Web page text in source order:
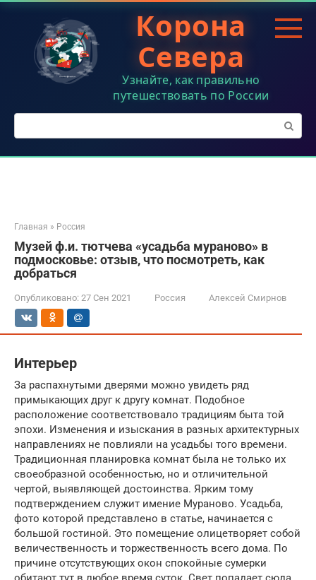
Перейти
контенту
Корона
Севера
Узнайте, как правильно
путешествовать по России
Поиск:
Главная » Россия
Музей ф.и. тютчева «усадьба мураново» в
подмосковье: отзыв, что посмотреть, как
добраться
Опубликовано: 27 Сен 2021 Россия Алексей Смирнов
Интерьер
За распахнутыми дверями можно увидеть ряд
примыкающих друг к другу комнат. Подобное
расположение соответствовало традициям быта той
эпохи. Изменения и изыскания в разных архитектурных
направлениях не повлияли на усадьбы того времени.
Традиционная планировка комнат была не только их
своеобразной особенностью, но и отличительной
чертой, выявляющей достоинства. Ярким тому
подтверждением служит имение Мураново. Усадьба,
фото которой представлено в статье, начинается с
большой гостиной. Это помещение олицетворяет собой
величественность и торжественность всего дома. По
причине отсутствующих окон спокойные сумерки